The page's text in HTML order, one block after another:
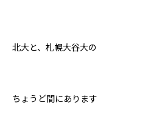
北大と、札幌大谷大の
ちょうど間にあります